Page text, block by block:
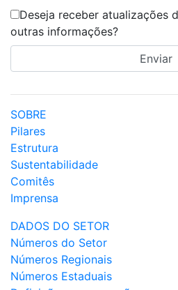
Deseja receber atualizações
outras informações?
SOBRE
Pilares
Estrutura
Sustentabilidade
Comitês
Imprensa
DADOS DO SETOR
Números do Setor
Números Regionais
Números Estaduais